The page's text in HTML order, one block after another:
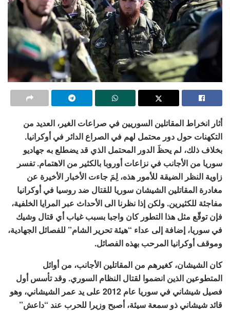
أثار انخراط المقاتلين السوريين في صراعات الغير، العديد من
التكهنات حول دور محتمل لهم في الصراع الدائر في أوكرانيا.
بخلاف ذلك، لم يحظَ الدور المحتمل الذي قد يضطلع به جهاديو
سوريا من الأجانب في نزاعات أوروبا بالكثير من الاهتمام. تفسر
زاوية النظر الضيقة للأمور هذه، لِمَ جاءت الأخبار الأخيرة عن
مغادرة المقاتلين الشيشان سوريا للقتال ضد روسيا في أوكرانيا
مفاجئة للكثيرين. ولكن إذا نظرنا الى الأحداث عبر المرايا الخلفية،
فإن توقّع مثل هذا التطور كان واجبا بسبب غياب أي قتال وشيك
في سوريا، إضافة إلى عداء “هيئة تحرير الشام” للفصائل الجهادية،
وموقف أوكرانيا المرحب بهذه الفصائل.
كان الشيشان، كغيرهم من المقاتلين الأجانب، من أوائل
المتطوعين الذين انضموا لقتال النظام السوري. وقد تأسس أول
فصيل شيشاني في سوريا عام 2012 على يد عمر الشيشاني، وهو
قائد شيشاني ذو سمعة سيئة، أصبح وزيرا للحرب عند “داعش”